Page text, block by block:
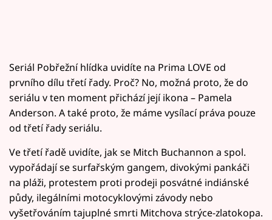
Seriál Pobřežní hlídka uvidíte na Prima LOVE od
prvního dílu třetí řady. Proč? No, možná proto, že do
seriálu v ten moment přichází její ikona – Pamela
Anderson. A také proto, že máme vysílací práva pouze
od třetí řady seriálu.
Ve třetí řadě uvidíte, jak se Mitch Buchannon a spol.
vypořádají se surfařským gangem, divokými pankáči
na pláži, protestem proti prodeji posvátné indiánské
půdy, ilegálními motocyklovými závody nebo
vyšetřováním tajuplné smrti Mitchova strýce-zlatokopa.